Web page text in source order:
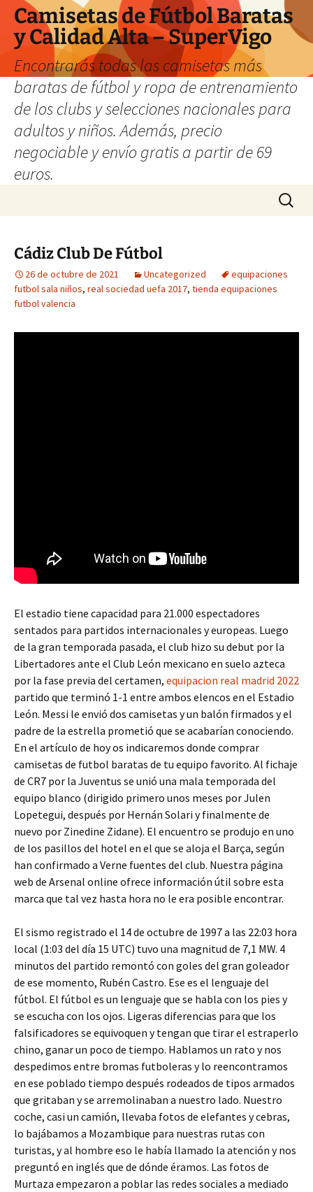
Camisetas de Fútbol Baratas
y Calidad Alta – SuperVigo
Encontrarás todas las camisetas más
baratas de fútbol y ropa de entrenamiento
de los clubs y selecciones nacionales para
adultos y niños. Además, precio
negociable y envío gratis a partir de 69
euros.
Buscar:
Cádiz Club De Fútbol
26 de octubre de 2021 Uncategorized
equipaciones
futbol sala niños, real sociedad uefa 2017, tienda equipaciones
futbol valencia
El estadio tiene capacidad para 21.000 espectadores
sentados para partidos internacionales y europeas. Luego
de la gran temporada pasada, el club hizo su debut por la
Libertadores ante el Club León mexicano en suelo azteca
por la fase previa del certamen, equipacion real madrid 2022
partido que terminó 1-1 entre ambos elencos en el Estadio
León. Messi le envió dos camisetas y un balón firmados y el
padre de la estrella prometió que se acabarían conociendo.
En el artículo de hoy os indicaremos donde comprar
camisetas de futbol baratas de tu equipo favorito. Al fichaje
de CR7 por la Juventus se unió una mala temporada del
equipo blanco (dirigido primero unos meses por Julen
Lopetegui, después por Hernán Solari y finalmente de
nuevo por Zinedine Zidane). El encuentro se produjo en uno
de los pasillos del hotel en el que se aloja el Barça, según
han confirmado a Verne fuentes del club. Nuestra página
web de Arsenal online ofrece información útil sobre esta
marca que tal vez hasta hora no le era posible encontrar.
El sismo registrado el 14 de octubre de 1997 a las 22:03 hora
local (1:03 del día 15 UTC) tuvo una magnitud de 7,1 MW. 4
minutos del partido remontó con goles del gran goleador
de ese momento, Rubén Castro. Ese es el lenguaje del
fútbol. El fútbol es un lenguaje que se habla con los pies y
se escucha con los ojos. Ligeras diferencias para que los
falsificadores se equivoquen y tengan que tirar el estraperlo
chino, ganar un poco de tiempo. Hablamos un rato y nos
despedimos entre bromas futboleras y lo reencontramos
en ese poblado tiempo después rodeados de tipos armados
que gritaban y se arremolinaban a nuestro lado. Nuestro
coche, casi un camión, llevaba fotos de elefantes y cebras,
lo bajábamos a Mozambique para nuestras rutas con
turistas, y al hombre eso le había llamado la atención y nos
preguntó en inglés que de dónde éramos. Las fotos de
Murtaza empezaron a poblar las redes sociales a mediado